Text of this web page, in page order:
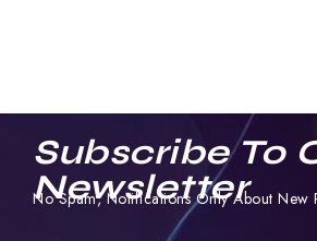
Subscribe To
Newsletter
No Spam, Notifications Only About New